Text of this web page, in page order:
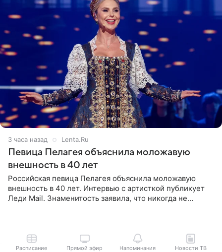
3 часа назад Lenta.Ru
Певица Пелагея объяснила моложавую
внешность в 40 лет
Российская певица Пелагея объяснила моложавую
внешность в 40 лет. Интервью с артисткой публикует
Леди Mail. Знаменитость заявила, что никогда не
Расписание Прямой эфир Напоминания Новости ТВ